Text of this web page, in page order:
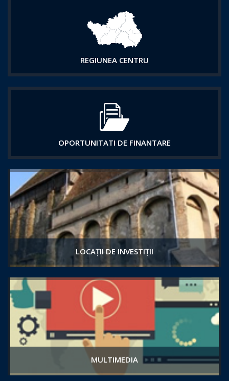
REGIUNEA CENTRU
OPORTUNITATI DE FINANTARE
LOCAȚII DE INVESTIȚII
MULTIMEDIA